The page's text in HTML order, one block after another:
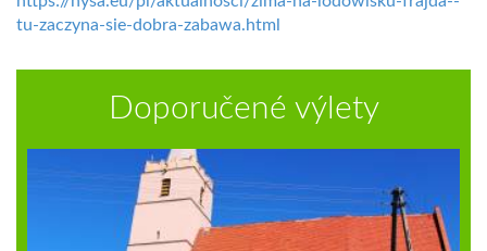
tu-zaczyna-sie-dobra-zabawa.html
Doporučené výlety